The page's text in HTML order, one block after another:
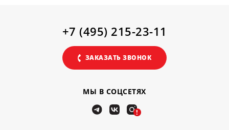
МЫ В СОЦСЕТЯХ
!
+7 (495) 215-23-11
ЗАКАЗАТЬ ЗВОНОК